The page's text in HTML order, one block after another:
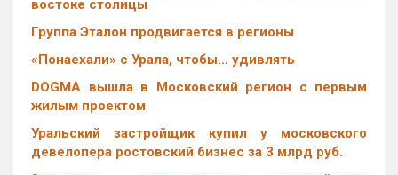
востоке столицы
Группа Эталон продвигается в регионы
«Понаехали» с Урала, чтобы… удивлять
DOGMA вышла в Московский регион с первым
жилым проектом
Уральский застройщик купил у московского
девелопера ростовский бизнес за 3 млрд руб.